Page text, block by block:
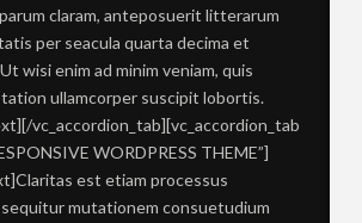
claram, anteposuerit litterarum
per seacula quarta decima et
wisi enim ad minim veniam, quis
ullamcorper suscipit lobortis.
vc_accordion_tab][vc_accordion_tab
WORDPRESS THEME”]
est etiam processus
sequitur mutationem consuetudium